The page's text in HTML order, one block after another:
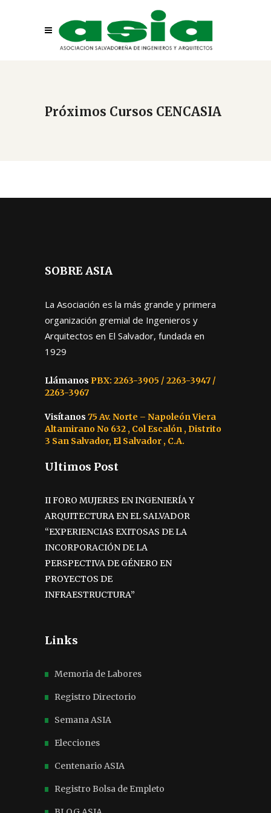
Próximos Cursos CENCASIA
SOBRE ASIA
La Asociación es la más grande y primera
organización gremial de Ingenieros y
Arquitectos en El Salvador, fundada en
1929
Llámanos PBX: 2263-3905 / 2263-3947 /
2263-3967
Visítanos 75 Av. Norte – Napoleón Viera
Altamirano No 632 , Col Escalón , Distrito
3 San Salvador, El Salvador , C.A.
Ultimos Post
II FORO MUJERES EN INGENIERÍA Y
ARQUITECTURA EN EL SALVADOR
“EXPERIENCIAS EXITOSAS DE LA
INCORPORACIÓN DE LA
PERSPECTIVA DE GÉNERO EN
PROYECTOS DE
INFRAESTRUCTURA”
Links
Memoria de Labores
Registro Directorio
Semana ASIA
Elecciones
Centenario ASIA
Registro Bolsa de Empleto